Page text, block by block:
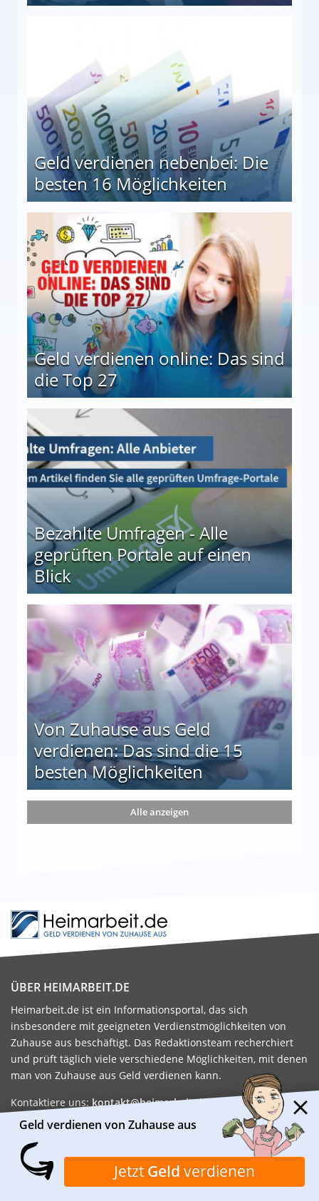
Geld verdienen nebenbei: Die
besten 16 Möglichkeiten
Geld verdienen online: Das sind
die Top 27
Bezahlte Umfragen - Alle
geprüften Portale auf einen
Blick
auf einen Blick
Von Zuhause aus Geld
verdienen: Das sind die 15
besten Möglichkeiten
die 15 besten Möglichkeiten
Alle anzeigen
ÜBER HEIMARBEIT.DE
Heimarbeit.de ist ein Informationsportal, das sich
insbesondere mit geeigneten Verdienstmöglichkeiten von
Zuhause aus beschäftigt. Das Redaktionsteam recherchiert
und prüft täglich viele verschiedene Möglichkeiten, mit denen
man von Zuhause aus Geld verdienen kann.
Kontaktiere uns: kontakt@heimarbeit.de
GELD VERDIENEN
NEBENJOB
MINIJOB
FAMILIE
ALLTAGSPROBLEME
FAMILIE
GESUNDHEIT
Geld verdienen von Zuhause aus
Jetzt Geld verdienen